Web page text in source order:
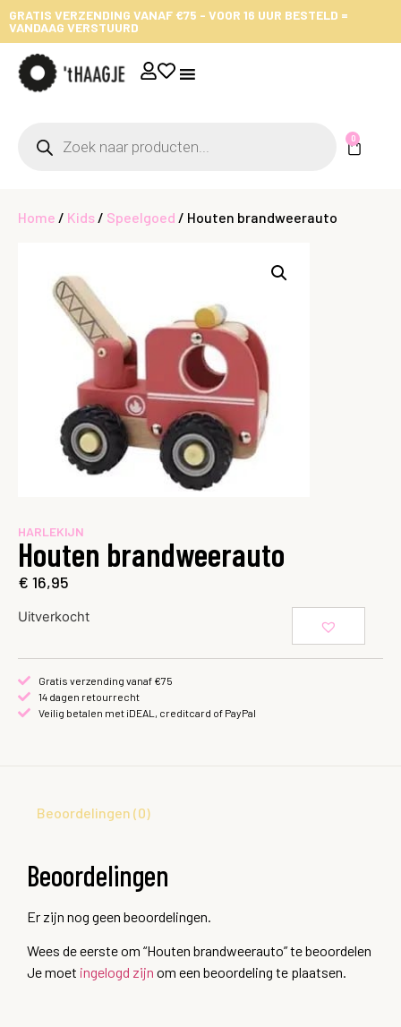
GRATIS VERZENDING VANAF €75 - VOOR 16 UUR BESTELD =
VANDAAG VERSTUURD
0
Home / Kids / Speelgoed / Houten brandweerauto
HARLEKIJN
Houten brandweerauto
€ 16,95
Uitverkocht
Gratis verzending vanaf €75
14 dagen retourrecht
Veilig betalen met iDEAL, creditcard of PayPal
Beoordelingen (0)
Beoordelingen
Er zijn nog geen beoordelingen.
Wees de eerste om “Houten brandweerauto” te beoordelen
Je moet ingelogd zijn om een beoordeling te plaatsen.